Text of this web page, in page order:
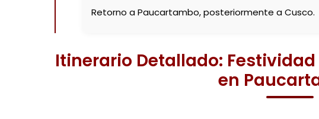
Retorno a Paucartambo, posteriormente a Cusco.
Itinerario Detallado:
en